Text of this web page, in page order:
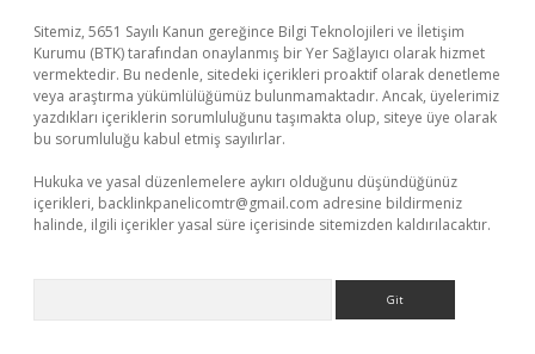
Sitemiz, 5651 Sayılı Kanun gereğince Bilgi Teknolojileri ve İletişim
Kurumu (BTK) tarafından onaylanmış bir Yer Sağlayıcı olarak hizmet
vermektedir. Bu nedenle, sitedeki içerikleri proaktif olarak denetleme
veya araştırma yükümlülüğümüz bulunmamaktadır. Ancak, üyelerimiz
yazdıkları içeriklerin sorumluluğunu taşımakta olup, siteye üye olarak
bu sorumluluğu kabul etmiş sayılırlar.
Hukuka ve yasal düzenlemelere aykırı olduğunu düşündüğünüz
içerikleri, backlinkpanelicomtr@gmail.com adresine bildirmeniz
halinde, ilgili içerikler yasal süre içerisinde sitemizden kaldırılacaktır.